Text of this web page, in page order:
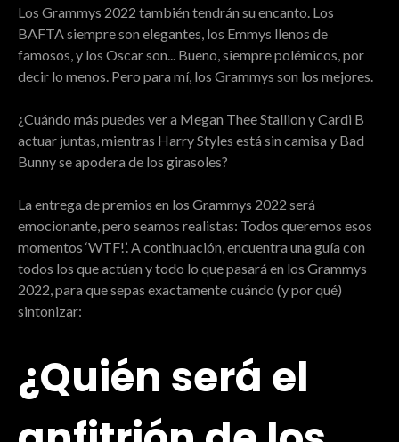
Los Grammys 2022 también tendrán su encanto. Los
BAFTA siempre son elegantes, los Emmys llenos de
famosos, y los Oscar son... Bueno, siempre polémicos, por
decir lo menos. Pero para mí, los Grammys son los mejores.
¿Cuándo más puedes ver a Megan Thee Stallion y Cardi B
actuar juntas, mientras Harry Styles está sin camisa y Bad
Bunny se apodera de los girasoles?
La entrega de premios en los Grammys 2022 será
emocionante, pero seamos realistas: Todos queremos esos
momentos ‘WTF!’. A continuación, encuentra una guía con
todos los que actúan y todo lo que pasará en los Grammys
2022, para que sepas exactamente cuándo (y por qué)
sintonizar:
¿Quién será el